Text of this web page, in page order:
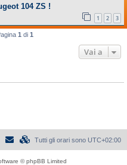
104 ZS !
1 2 3
1 di 1
Vai a
Tutti gli orari sono UTC+02:00
© phpBB Limited